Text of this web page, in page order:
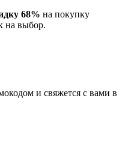
68% на покупку
на выбор.
и свяжется с вами в